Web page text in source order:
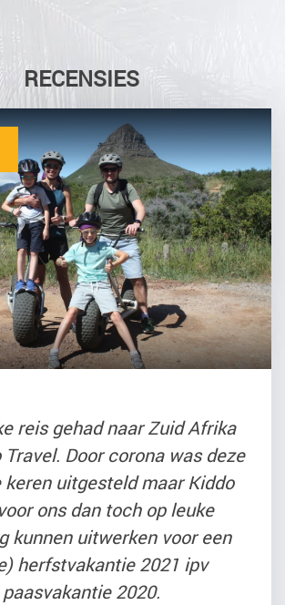
RECENSIES
reis gehad naar Zuid Afrika
Door corona was deze
keren uitgesteld maar Kiddo
ons dan toch op leuke
kunnen uitwerken voor een
herfstvakantie 2021 ipv
paasvakantie 2020.